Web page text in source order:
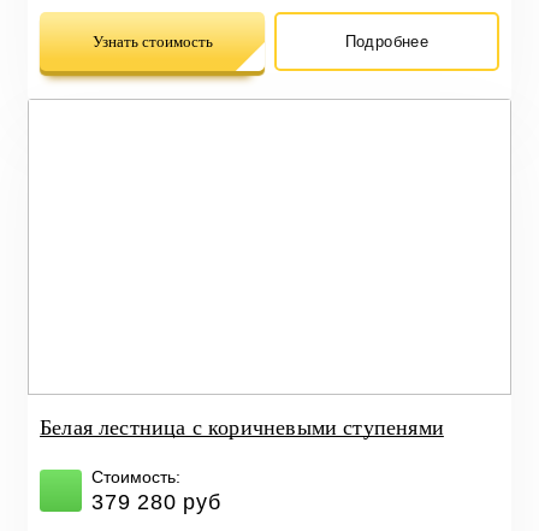
Узнать стоимость Подробнее
Белая лестница с коричневыми ступенями
Стоимость:
379 280 руб